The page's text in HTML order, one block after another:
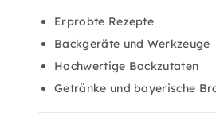
Erprobte Rezepte
Backgeräte und Werkzeuge
Hochwertige Backzutaten
Getränke und bayerische